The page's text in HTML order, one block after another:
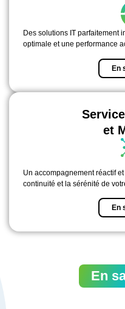
Des solutions IT parfaitement
optimale et une performance
En
et
Un accompagnement réactif
continuité et la sérénité de
En
En